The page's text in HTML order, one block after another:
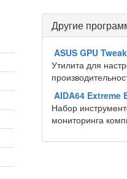
Другие
ASUS GPU
Утилита для
AIDA64 Extreme
Набор
мониторинга